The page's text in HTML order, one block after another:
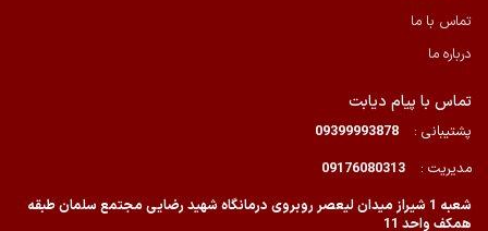
تماس با ما
درباره ما
تماس با پیام دیابت
پشتیبانی :
09399993878
مدیریت :
09176080313
شعبه 1 شیراز میدان لیعصر روبروی درمانگاه شهید رضایی مجتمع سلمان طبقه
همکف واحد 11